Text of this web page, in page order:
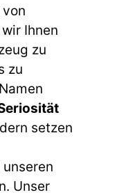
Ihnen
zu
zu
setzen
Unser